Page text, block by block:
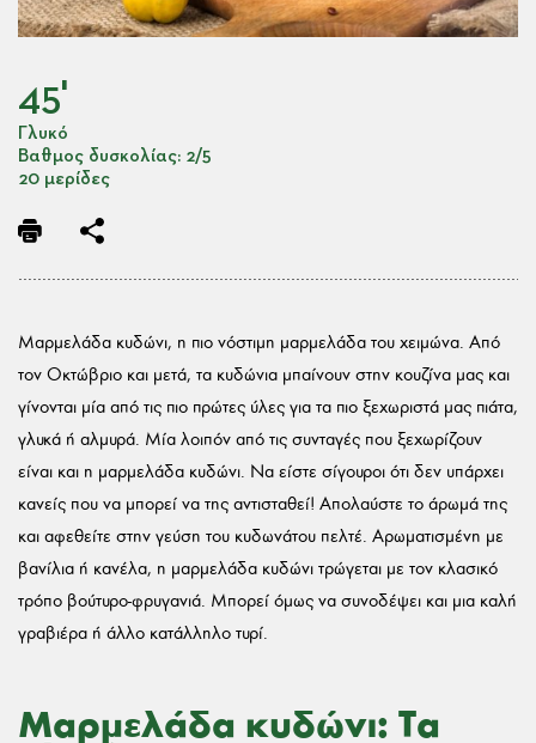
45'
Γλυκό
Βαθμος δυσκολίας: 2/5
20 μερίδες
Μαρμελάδα κυδώνι, η πιο νόστιμη μαρμελάδα του χειμώνα. Από
τον Οκτώβριο και μετά, τα κυδώνια μπαίνουν στην κουζίνα μας και
γίνονται μία από τις πιο πρώτες ύλες για τα πιο ξεχωριστά μας πιάτα,
γλυκά ή αλμυρά. Μία λοιπόν από τις συνταγές που ξεχωρίζουν
είναι και η μαρμελάδα κυδώνι. Να είστε σίγουροι ότι δεν υπάρχει
κανείς που να μπορεί να της αντισταθεί! Απολαύστε το άρωμά της
και αφεθείτε στην γεύση του κυδωνάτου πελτέ. Αρωματισμένη με
βανίλια ή κανέλα, η μαρμελάδα κυδώνι τρώγεται με τον κλασικό
τρόπο βούτυρο-φρυγανιά. Μπορεί όμως να συνοδέψει και μια καλή
γραβιέρα ή άλλο κατάλληλο τυρί.
Μαρμελάδα κυδώνι: Τα